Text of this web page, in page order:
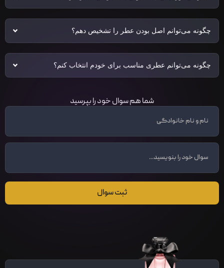
چگونه می‌توانم اصل بودن عطر را تشخیص دهم؟
چگونه می‌توانم عطری مناسب برای خودم انتخاب کنم؟
شما هم سوال خود را بپرسید
ثبت سوال